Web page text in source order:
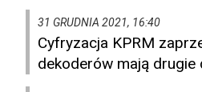
31 GRUDNIA 2021, 16:40
Cyfryzacja KPRM
dekoderów mają drugie